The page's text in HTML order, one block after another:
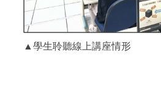
▲ 學生聆聽線上講座情形